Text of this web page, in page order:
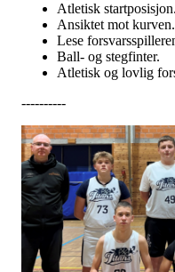
Atletisk startposisjon.
Ansiktet mot kurven.
Lese
Ball- og stegfinter.
Atletisk og lovlig
----------